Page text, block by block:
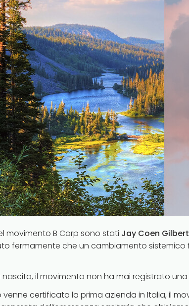
movimento B Corp sono stati Jay Coen
fermamente che un cambiamento
il movimento non ha mai registrato una
venne certificata la prima azienda in Italia, il